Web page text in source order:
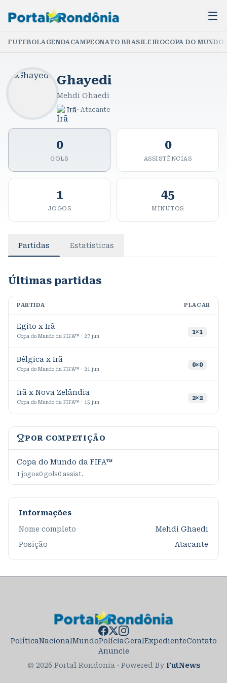
FUTEBOLAGENDACAMPEONATO BRASILEIROCOPA DO
Ghayedi
Mehdi Ghaedi
Irã · Atacante
0
GOLS
0
ASSISTÊNCIAS
1
JOGOS
45
MINUTOS
Partidas Estatísticas
Últimas partidas
PARTIDA PLACAR
Egito x Irã
Copa do Mundo da FIFA™ · 27 jun
1×1
Bélgica x Irã
Copa do Mundo da FIFA™ · 21 jun
0×0
Irã x Nova Zelândia
Copa do Mundo da FIFA™ · 15 jun
2×2
POR COMPETIÇÃO
Copa do Mundo da FIFA™
1 jogos0 gols0 assist.
Informações
Nome completo
Mehdi Ghaedi
Posição
Atacante
PolíticaNacionalMundoPolíciaGeralExpedienteContato
Anuncie
© 2026 Portal Rondonia · Powered By FutNews